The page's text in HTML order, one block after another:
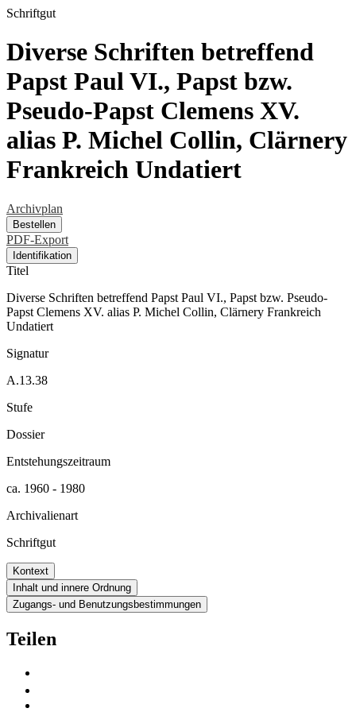
Schriftgut
Diverse Schriften betreffend
Papst Paul VI., Papst bzw.
Pseudo-Papst Clemens XV.
alias P. Michel Collin, Clärnery
Frankreich Undatiert
Archivplan
Bestellen
PDF-Export
Identifikation
Titel
Diverse Schriften betreffend Papst Paul VI., Papst bzw. Pseudo-
Papst Clemens XV. alias P. Michel Collin, Clärnery Frankreich
Undatiert
Signatur
A.13.38
Stufe
Dossier
Entstehungszeitraum
ca. 1960 - 1980
Archivalienart
Schriftgut
Kontext
Inhalt und innere Ordnung
Zugangs- und Benutzungsbestimmungen
Teilen